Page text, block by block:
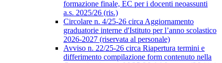
formazione finale, EC per i docenti neoassunti
a.s. 2025/26 (ris.)
Circolare n. 4/25-26 circa Aggiornamento
graduatorie interne d'Istituto per l’anno scolastico
2026-2027 (riservata al personale)
Avviso n. 22/25-26 circa Riapertura termini e
differimento compilazione form contenuto nella